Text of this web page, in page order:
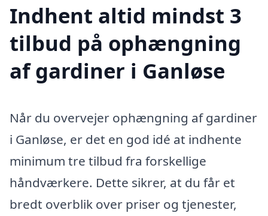
Indhent altid mindst 3
tilbud på ophængning
af gardiner i Ganløse
Når du overvejer ophængning af gardiner
i Ganløse, er det en god idé at indhente
minimum tre tilbud fra forskellige
håndværkere. Dette sikrer, at du får et
bredt overblik over priser og tjenester,